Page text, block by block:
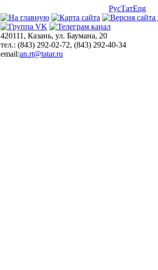
РусТатEng
420111, Казань, ул. Баумана, 20
тел.: (843) 292-02-72, (843) 292-40-34
email:an.rt@tatar.ru